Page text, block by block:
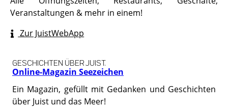
Veranstaltungen & mehr in einem!
Zur JuistWebApp
Online-Magazin Seezeichen
GESCHICHTEN ÜBER JUIST.
Ein Magazin, gefüllt mit Gedanken und Geschichten
über Juist und das Meer!